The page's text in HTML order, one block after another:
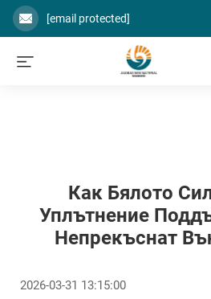
[email protected]
Как Бялото
Уплътнение
Непрекъснат
2026-03-31 13:15:00